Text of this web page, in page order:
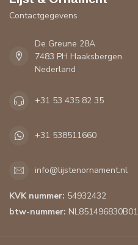
Contactgegevens
De Greune 28A
7483 PH Haaksbergen
Nederland
+31 53 435 82 35
+31 538511660
info@lijstenornament.nl
KVK nummer: 54932432
btw-nummer: NL851496830B01